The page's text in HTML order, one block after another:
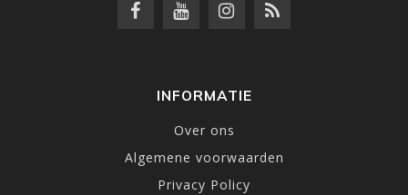
INFORMATIE
Over ons
Algemene voorwaarden
Privacy Policy